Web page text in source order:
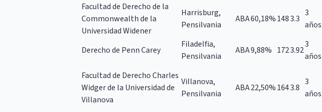
Facultad de Derecho de la
Commonwealth de la
Universidad Widener
Harrisburg,
Pensilvania
ABA60,18%1483.3
3
años
Derecho de Penn Carey
Filadelfia,
Pensilvania
ABA9,88% 1723.92
3
años
Facultad de Derecho Charles
Widger de la Universidad de
Villanova
Villanova,
Pensilvania
ABA22,50%1643.8
3
años